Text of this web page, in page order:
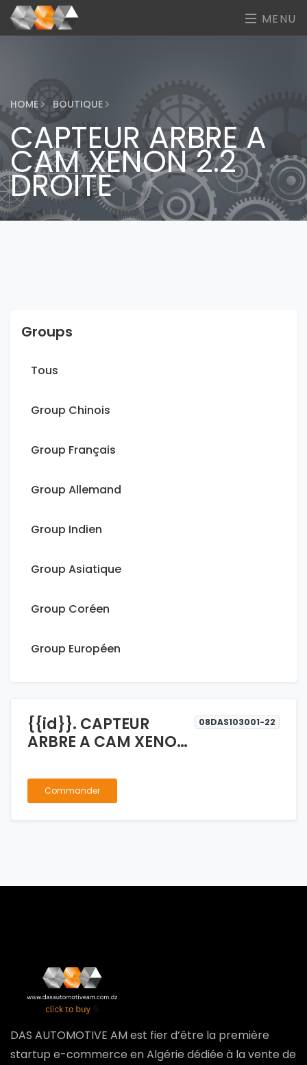
MENU
HOME BOUTIQUE
CAPTEUR ARBRE A
CAM XENON 2.2
DROITE
Groups
Tous
Group Chinois
Group Français
Group Allemand
Group Indien
Group Asiatique
Group Coréen
Group Européen
{{id}}. CAPTEUR
ARBRE A CAM XENON
08DAS103001-22
Commander
DAS AUTOMOTIVE AM est fier d’être la première
startup e-commerce en Algérie dédiée à la vente de